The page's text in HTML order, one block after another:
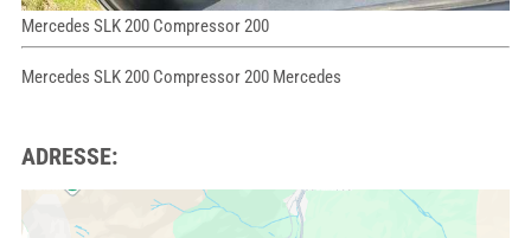
Mercedes SLK 200 Compressor 200
Mercedes SLK 200 Compressor 200 Mercedes
ADRESSE: